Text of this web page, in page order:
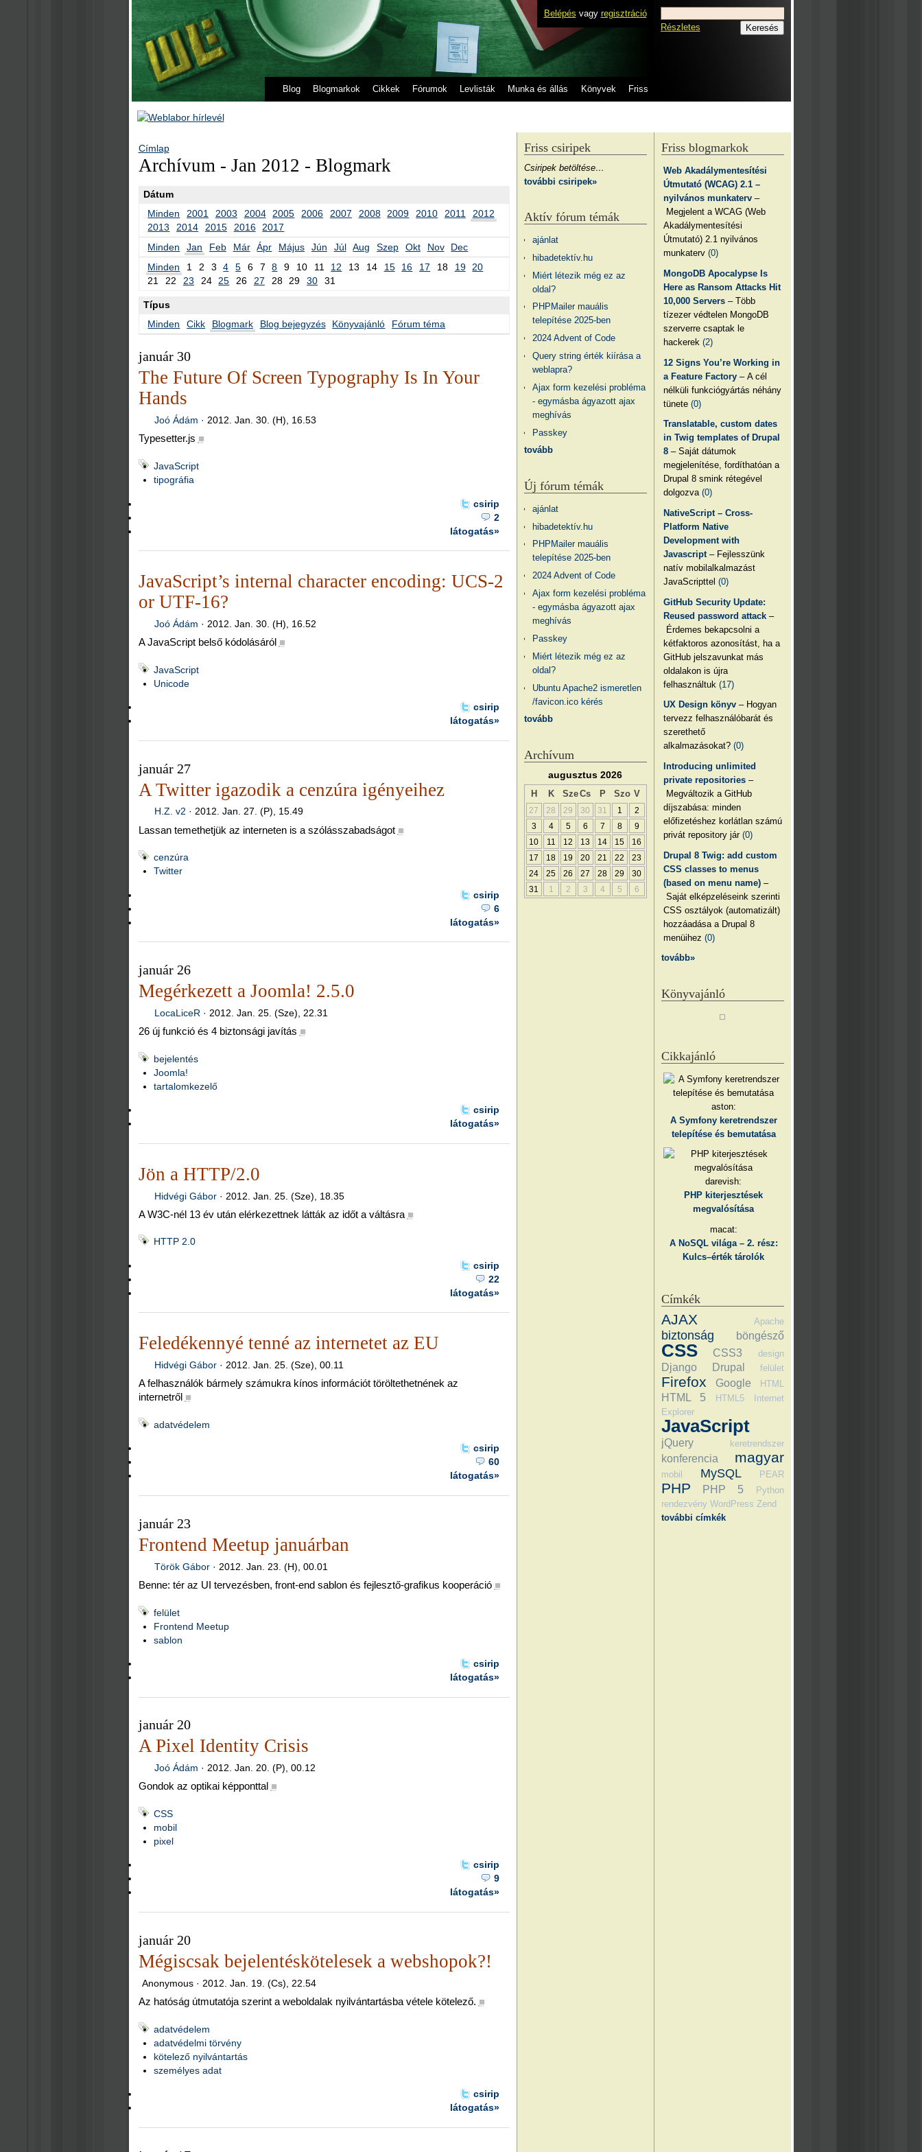
Belépés vagy regisztráció
Blog Blogmarkok Cikkek Fórumok Levlisták Munka és állás Könyvek Friss
Részletes
Címlap
Archívum - Jan 2012 - Blogmark
Dátum
Minden
2001 2003 2004 2005 2006 2007 2008 2009 2010 2011
2012
2013
2014 2015 2016
2017
Minden
Jan Feb Már Ápr Május Jún Júl Aug Szep Okt Nov
Dec
Minden
1 2 3 4 5 6 7 8 9 10 11 12 13 14 15 16 17 18 19
20
21
22 23 24 25 26 27 28 29 30 31
Típus
Minden
Cikk Blogmark Blog bejegyzés Könyvajánló Fórum téma
január 30
The Future Of Screen Typography Is In Your
Hands
Joó Ádám ·2012. Jan. 30. (H), 16.53
Typesetter.js ■
JavaScript
tipográfia
csirip
2
látogatás»
JavaScript’s internal character encoding: UCS-2
or UTF-16?
Joó Ádám · 2012. Jan. 30. (H), 16.52
A JavaScript belső kódolásáról ■
JavaScript
Unicode
csirip
látogatás»
január 27
A Twitter igazodik a cenzúra igényeihez
H.Z. v2 ·2012. Jan. 27. (P), 15.49
Lassan temethetjük az interneten is a szólásszabadságot ■
cenzúra
Twitter
csirip
6
látogatás»
január 26
Megérkezett a Joomla! 2.5.0
LocaLiceR · 2012. Jan. 25. (Sze), 22.31
26 új funkció és 4 biztonsági javítás ■
bejelentés
Joomla!
tartalomkezelő
csirip
látogatás»
Jön a HTTP/2.0
Hidvégi Gábor · 2012. Jan. 25. (Sze), 18.35
A W3C-nél 13 év után elérkezettnek látták az időt a váltásra ■
HTTP 2.0
csirip
22
látogatás»
Feledékennyé tenné az internetet az EU
Hidvégi Gábor · 2012. Jan. 25. (Sze), 00.11
A felhasználók bármely számukra kínos információt töröltethetnének az
internetről ■
adatvédelem
csirip
60
látogatás»
január 23
Frontend Meetup januárban
Török Gábor · 2012. Jan. 23. (H), 00.01
Benne: tér az UI tervezésben, front-end sablon és fejlesztő-grafikus kooperáció ■
felület
Frontend Meetup
sablon
csirip
látogatás»
január 20
A Pixel Identity Crisis
Joó Ádám ·2012. Jan. 20. (P), 00.12
Gondok az optikai képponttal ■
CSS
mobil
pixel
csirip
9
látogatás»
január 20
Mégiscsak bejelentéskötelesek a webshopok?!
Anonymous · 2012. Jan. 19. (Cs), 22.54
Az hatóság útmutatója szerint a weboldalak nyilvántartásba vétele kötelező. ■
adatvédelem
adatvédelmi törvény
kötelező nyilvántartás
személyes adat
csirip
látogatás»
Friss blogmarkok
Web Akadálymentesítési
Útmutató (WCAG) 2.1 –
nyilvános munkaterv –
Megjelent a WCAG (Web
Akadálymentesítési
Útmutató) 2.1 nyilvános
munkaterv(0)
MongoDB Apocalypse Is
Here as Ransom Attacks Hit
10,000 Servers – Több
tízezer védtelen MongoDB
szerverre csaptak le
hackerek(2)
12 Signs You’re Working in
a Feature Factory – A cél
nélküli funkciógyártás néhány
tünete(0)
Translatable, custom dates
in Twig templates of Drupal
8 – Saját dátumok
megjelenítése, fordíthatóan a
Drupal 8 smink rétegével
dolgozva(0)
NativeScript – Cross-
Platform Native
Development with
Javascript – Fejlesszünk
natív mobilalkalmazást
JavaScripttel(0)
GitHub Security Update:
Reused password attack –
Érdemes bekapcsolni a
kétfaktoros azonosítást, ha a
GitHub jelszavunkat más
oldalakon is újra
felhasználtuk(17)
UX Design könyv – Hogyan
tervezz felhasználóbarát és
szerethető
alkalmazásokat?(0)
Introducing unlimited
private repositories –
Megváltozik a GitHub
díjszabása: minden
előfizetéshez korlátlan számú
privát repository jár(0)
Drupal 8 Twig: add custom
CSS classes to menus
(based on menu name) –
Saját elképzeléseink szerinti
CSS osztályok (automatizált)
hozzáadása a Drupal 8
menüihez(0)
tovább»
Könyvajánló
Cikkajánló
aston:
A Symfony keretrendszer
telepítése és bemutatása
darevish:
PHP kiterjesztések
megvalósítása
macat:
A NoSQL világa – 2. rész:
Kulcs–érték tárolók
Címkék
AJAX Apache
biztonság böngésző
CSS CSS3 design
Django Drupal felület
Firefox Google HTML
HTML 5 HTML5
Internet
Explorer
JavaScript
jQuery keretrendszer
konferencia magyar
mobil MySQL PEAR
PHP PHP 5
Python
rendezvény WordPress Zend
további címkék
Friss csiripek
Csiripek betöltése…
további csiripek»
Aktív fórum témák
ajánlat
hibadetektív.hu
Miért létezik még ez az
oldal?
PHPMailer mauális
telepítése 2025-ben
2024 Advent of Code
Query string érték kiírása a
weblapra?
Ajax form kezelési probléma
- egymásba ágyazott ajax
meghívás
Passkey
tovább
Új fórum témák
ajánlat
hibadetektív.hu
PHPMailer mauális
telepítése 2025-ben
2024 Advent of Code
Ajax form kezelési probléma
- egymásba ágyazott ajax
meghívás
Passkey
Miért létezik még ez az
oldal?
Ubuntu Apache2 ismeretlen
/favicon.ico kérés
tovább
Archívum
augusztus 2026
H K SzeCs P Szo V
27 28 29 30 31 1
2
3
4 5 6 7 8
9
10
11 12 13 14 15
16
17
18 19 20 21 22
23
24
25 26 27 28 29
30
31
1 2 3 4 5 6